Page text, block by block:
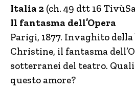
Italia 2 (ch. 49 dtt 16
Il fantasma dell’Opera
Parigi, 1877. Invaghito
Christine, il fantasma
sotterranei del teatro.
questo amore?